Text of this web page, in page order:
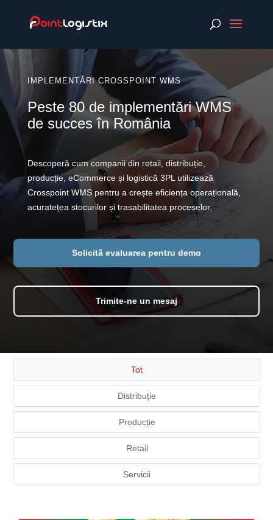
IMPLEMENTĂRI CROSSPOINT WMS
Peste 80 de implementări WMS
de succes în România
Descoperă cum companii din retail, distribuție,
producție, eCommerce și logistică 3PL utilizează
Crosspoint WMS pentru a crește eficiența operațională,
acuratețea stocurilor și trasabilitatea proceselor.
Solicită evaluarea pentru demo
Trimite-ne un mesaj
Tot
Distribuție
Producție
Retail
Servicii